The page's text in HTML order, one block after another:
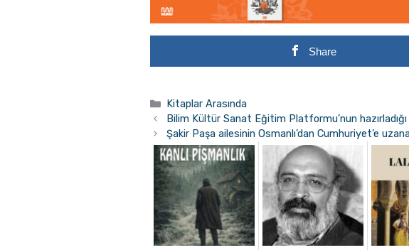
Share
Kategoriler
Kitaplar Arasında
Bilim Kültür Sanat Eğitim Platformu’nun
Şakir Paşa ailesinin Osmanlı’dan Cumhuriyet’e